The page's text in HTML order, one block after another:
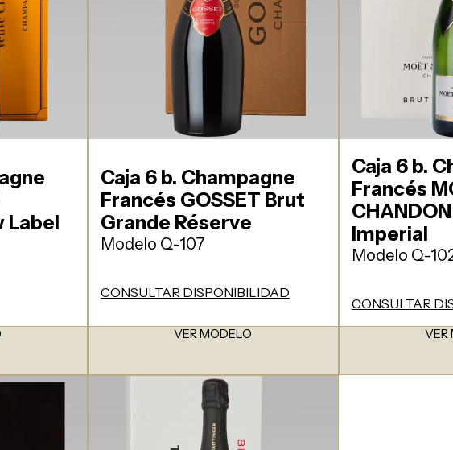
Label
Caja 6 b. Champagne
Francés GOSSET Brut
Grande Réserve
Modelo Q-107
CONSULTAR DISPONIBILIDAD
VER MODELO
Caja 6 b.
Francés
Imperial
Modelo Q-
CONSULTAR
VER